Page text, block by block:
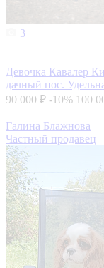
3
Девочка Кавалер
дачный пос.
90 000 ₽ -10% 100
Галина Блажнова
Частный продавец